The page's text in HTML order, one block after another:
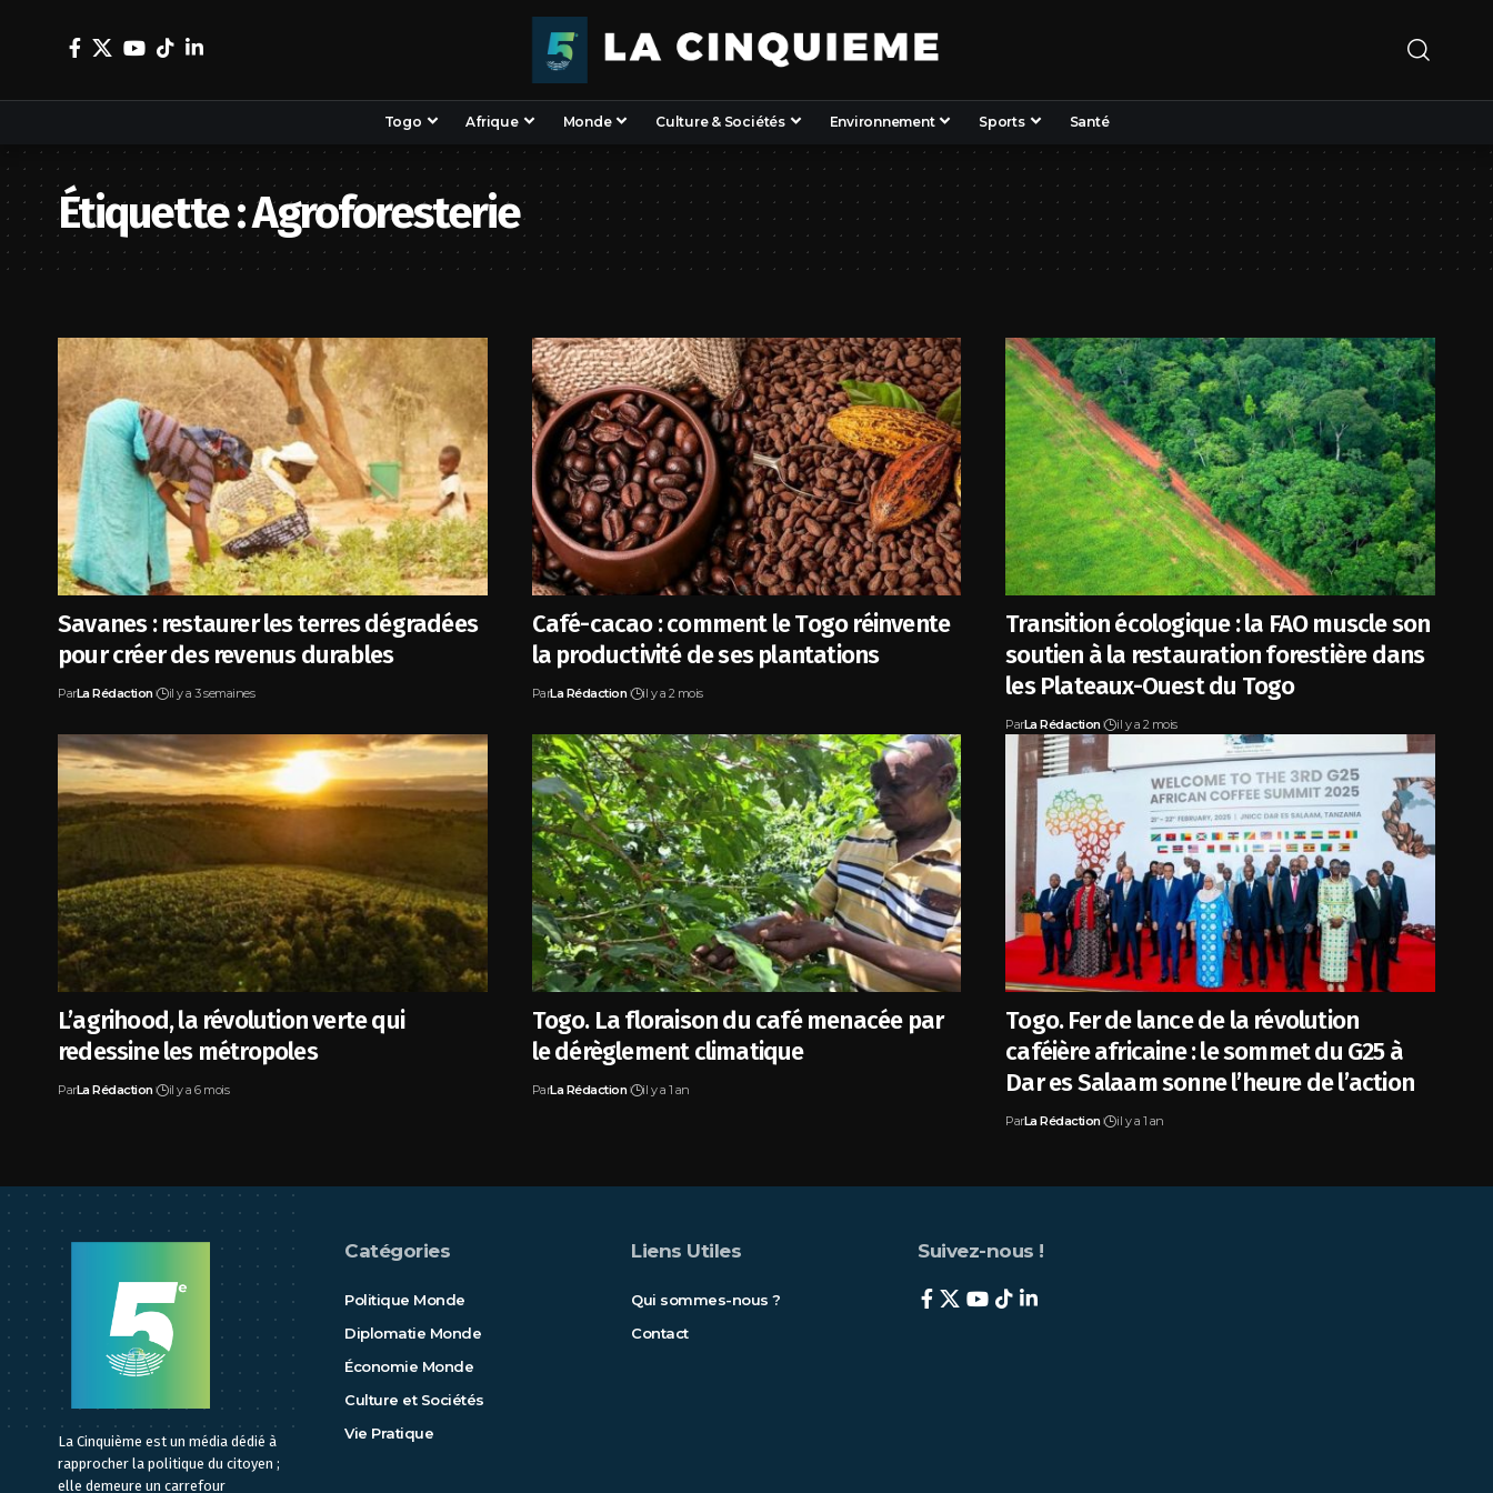
Togo Afrique Monde Culture & Sociétés Environnement Sports Santé
Étiquette :Agroforesterie
Savanes : restaurer les terres dégradées
pour créer des revenus durables
ParLa Rédaction il y a 3 semaines
Café-cacao : comment le Togo réinvente
la productivité de ses plantations
ParLa Rédaction il y a 2 mois
Transition écologique : la FAO muscle son
soutien à la restauration forestière dans
les Plateaux-Ouest du Togo
ParLa Rédaction il y a 2 mois
L’agrihood, la révolution verte qui
redessine les métropoles
ParLa Rédaction il y a 6 mois
Togo. La floraison du café menacée par
le dérèglement climatique
ParLa Rédaction il y a 1 an
Togo. Fer de lance de la révolution
caféière africaine : le sommet du G25 à
Dar es Salaam sonne l’heure de l’action
ParLa Rédaction il y a 1 an
La Cinquième est un média dédié à
rapprocher la politique du citoyen ;
elle demeure un carrefour
Catégories
Politique Monde
Diplomatie Monde
Économie Monde
Culture et Sociétés
Vie Pratique
Liens Utiles
Qui sommes-nous ?
Contact
Suivez-nous !